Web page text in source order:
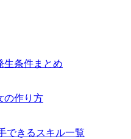
生条件まとめ
の作り方
できるスキル一覧